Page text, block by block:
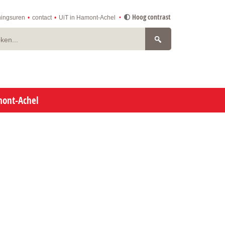
contact UiT in Hamont-Achel Hoog contrast
Achel